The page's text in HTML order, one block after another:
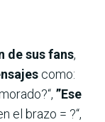
de sus fans,
como:
”Ese
el brazo = ?“,